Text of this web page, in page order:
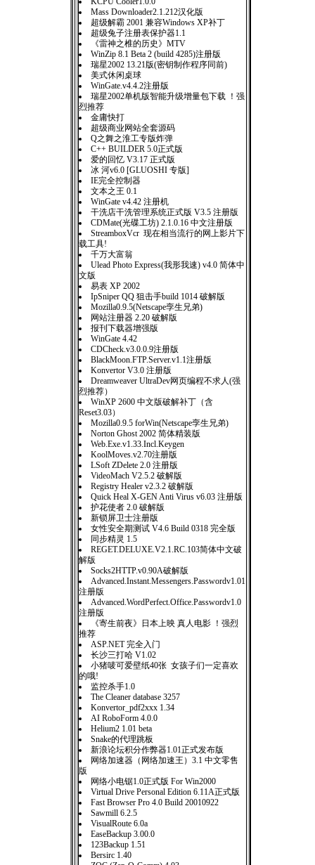
Mass Downloader2.1.212汉化版
超级解霸 2001 兼容Windows XP补丁
超级兔子注册表保护器1.1
《雷神之椎的历史》MTV
WinZip 8.1 Beta 2 (build 4285)注册版
瑞星2002 13.21版(密钥制作程序同前)
美式休闲桌球
WinGate.v4.4.2注册版
瑞星2002单机版智能升级增量包下载 ！强
烈推荐
金庸快打
超级商业网站全套源码
Q之舞之淮工专版炸弹
C++ BUILDER 5.0正式版
爱的回忆 V3.17 正式版
冰 河v6.0 [GLUOSHI 专版]
IE完全控制器
文本之王 0.1
WinGate v4.42 注册机
干洗店干洗管理系统正式版 V3.5 注册版
CDMate(光碟工坊) 2.1.0.16 中文注册版
StreamboxVcr 现在相当流行的网上影片下
载工具!
千万大富翁
Ulead Photo Express(我形我速) v4.0 简体中
文版
易表 XP 2002
IpSniper QQ 狙击手build 1014 破解版
Mozilla0.9.5(Netscape孪生兄弟)
网站注册器 2.20 破解版
报刊下载器增强版
WinGate 4.42
CDCheck.v3.0.0.9注册版
BlackMoon.FTP.Server.v1.1注册版
Konvertor V3.0 注册版
Dreamweaver UltraDev网页编程不求人(强
烈推荐）
WinXP 2600 中文版破解补丁（含
Reset3.03）
Mozilla0.9.5 forWin(Netscape孪生兄弟)
Norton Ghost 2002 简体精装版
Web.Exe.v1.33.Incl.Keygen
KoolMoves.v2.70注册版
LSoft ZDelete 2.0 注册版
VideoMach V2.5.2 破解版
Registry Healer v2.3.2 破解版
Quick Heal X-GEN Anti Virus v6.03 注册版
护花使者 2.0 破解版
新锁屏卫士注册版
女性安全期测试 V4.6 Build 0318 完全版
同步精灵 1.5
REGET.DELUXE.V2.1.RC.103简体中文破
解版
Socks2HTTP.v0.90A破解版
Advanced.Instant.Messengers.Passwordv1.01
注册版
Advanced.WordPerfect.Office.Passwordv1.0
注册版
《寄生前夜》日本上映 真人电影 ！强烈
推荐
ASP.NET 完全入门
长沙三打哈 V1.02
小猪唛可爱壁纸40张 女孩子们一定喜欢
的哦!
监控杀手1.0
The Cleaner database 3257
Konvertor_pdf2xxx 1.34
AI RoboForm 4.0.0
Helium2 1.01 beta
Snake的代理跳板
新浪论坛积分作弊器1.01正式发布版
网络加速器（网络加速王）3.1 中文零售
版
网络小电锯1.0正式版 For Win2000
Virtual Drive Personal Edition 6.11A正式版
Fast Browser Pro 4.0 Build 20010922
Sawmill 6.2.5
VisualRoute 6.0a
EaseBackup 3.00.0
123Backup 1.51
Bersirc 1.40